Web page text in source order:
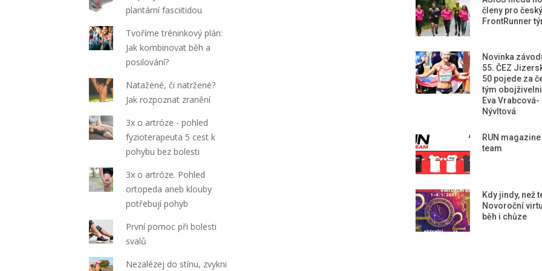
plantární fasciitidou
Tvoříme tréninkový plán:
Jak kombinovat běh a
posilování?
Natažené, či natržené?
Jak rozpoznat zranění
3x o artróze - pohled
fyzioterapeuta 5 cest k
pohybu bez bolesti
3x o artróze. Pohled
ortopeda aneb klouby
potřebují pohyb
První pomoc při bolesti
svalů
Nezalézej do stínu, zvykni
členy pro český
FrontRunner
Novinka
55. ČEZ
50 pojede za
tým
Eva Vrabcová-
Nývltová
RUN magazine
team
Kdy jindy, než
Novoroční
běh i chůze